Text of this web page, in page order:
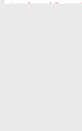
Immobilien